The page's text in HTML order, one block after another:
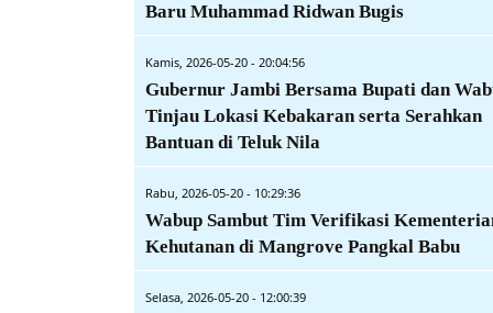
Baru Muhammad Ridwan Bugis
Kamis, 2026-05-20 - 20:04:56
Gubernur Jambi Bersama Bupati dan
Tinjau Lokasi Kebakaran serta Serahkan
Bantuan di Teluk Nila
Rabu, 2026-05-20 - 10:29:36
Wabup Sambut Tim Verifikasi
Kehutanan di Mangrove Pangkal Babu
Selasa, 2026-05-20 - 12:00:39